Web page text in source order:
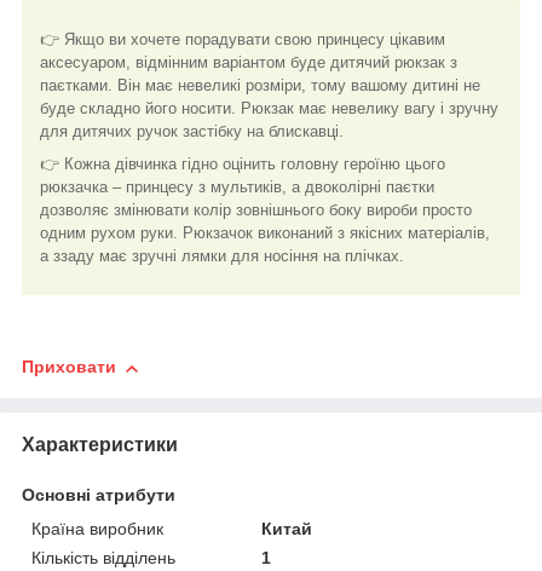
👉 Якщо ви хочете порадувати свою принцесу цікавим
аксесуаром, відмінним варіантом буде дитячий рюкзак з
паєтками. Він має невеликі розміри, тому вашому дитині не
буде складно його носити. Рюкзак має невелику вагу і зручну
для дитячих ручок застібку на блискавці.
👉 Кожна дівчинка гідно оцінить головну героїню цього
рюкзачка – принцесу з мультиків, а двоколірні паєтки
дозволяє змінювати колір зовнішнього боку вироби просто
одним рухом руки. Рюкзачок виконаний з якісних матеріалів,
а ззаду має зручні лямки для носіння на плічках.
Приховати
Характеристики
Основні атрибути
Країна виробник
Китай
Кількість відділень
1